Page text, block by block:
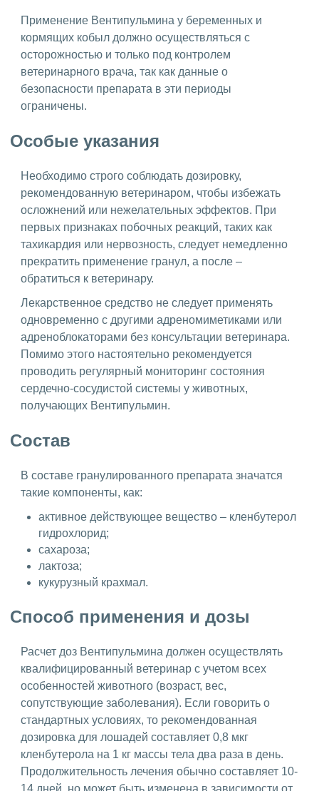
Применение Вентипульмина у беременных и
кормящих кобыл должно осуществляться с
осторожностью и только под контролем
ветеринарного врача, так как данные о
безопасности препарата в эти периоды
ограничены.
Особые указания
Необходимо строго соблюдать дозировку,
рекомендованную ветеринаром, чтобы избежать
осложнений или нежелательных эффектов. При
первых признаках побочных реакций, таких как
тахикардия или нервозность, следует немедленно
прекратить применение гранул, а после –
обратиться к ветеринару.
Лекарственное средство не следует применять
одновременно с другими адреномиметиками или
адреноблокаторами без консультации ветеринара.
Помимо этого настоятельно рекомендуется
проводить регулярный мониторинг состояния
сердечно-сосудистой системы у животных,
получающих Вентипульмин.
Состав
В составе гранулированного препарата значатся
такие компоненты, как:
активное действующее вещество – кленбутерол
гидрохлорид;
сахароза;
лактоза;
кукурузный крахмал.
Способ применения и дозы
Расчет доз Вентипульмина должен осуществлять
квалифицированный ветеринар с учетом всех
особенностей животного (возраст, вес,
сопутствующие заболевания). Если говорить о
стандартных условиях, то рекомендованная
дозировка для лошадей составляет 0,8 мкг
кленбутерола на 1 кг массы тела два раза в день.
Продолжительность лечения обычно составляет 10-
14 дней, но может быть изменена в зависимости от